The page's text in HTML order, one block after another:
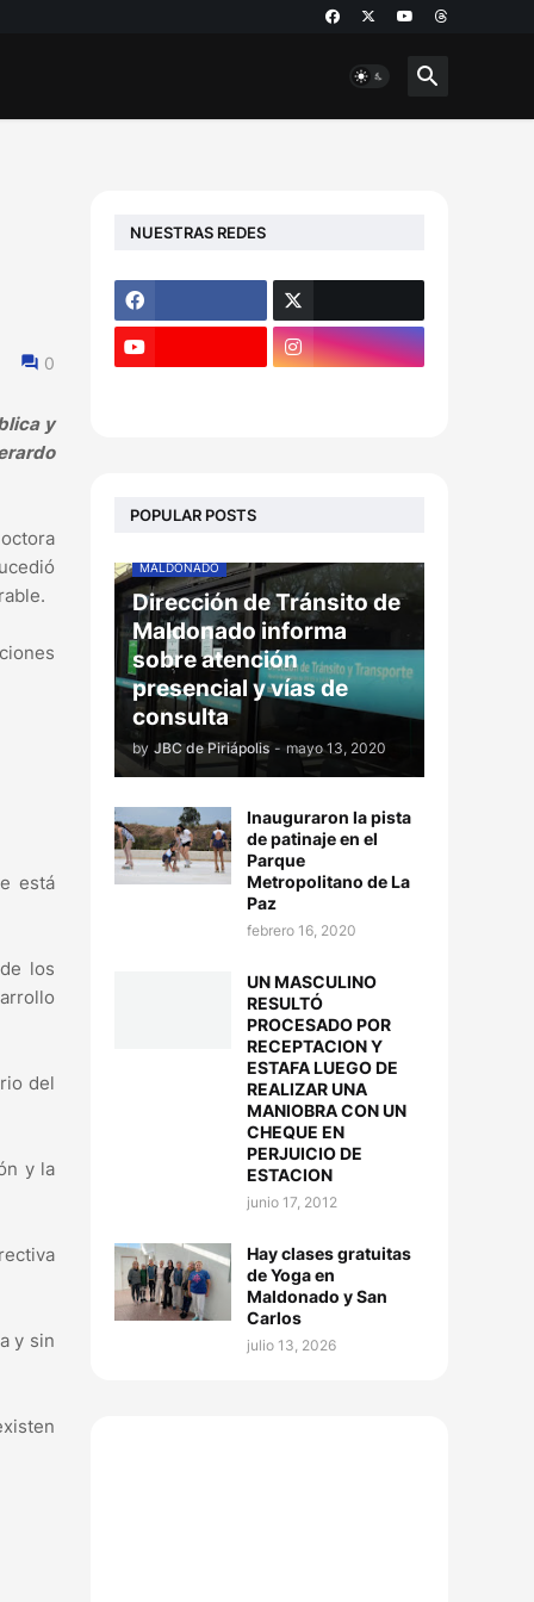
0
y
está
los
del
y la
y sin
NUESTRAS REDES
POPULAR POSTS
MALDONADO
Dirección de Tránsito de
Maldonado informa
sobre atención
presencial y vías de
consulta
by JBC de Piriápolis - mayo 13, 2020
Inauguraron la pista
de patinaje en el
Parque
Metropolitano de La
Paz
febrero 16, 2020
UN MASCULINO
RESULTÓ
PROCESADO POR
RECEPTACION Y
ESTAFA LUEGO DE
REALIZAR UNA
MANIOBRA CON UN
CHEQUE EN
PERJUICIO DE
ESTACION
junio 17, 2012
Hay clases gratuitas
de Yoga en
Maldonado y San
Carlos
julio 13, 2026